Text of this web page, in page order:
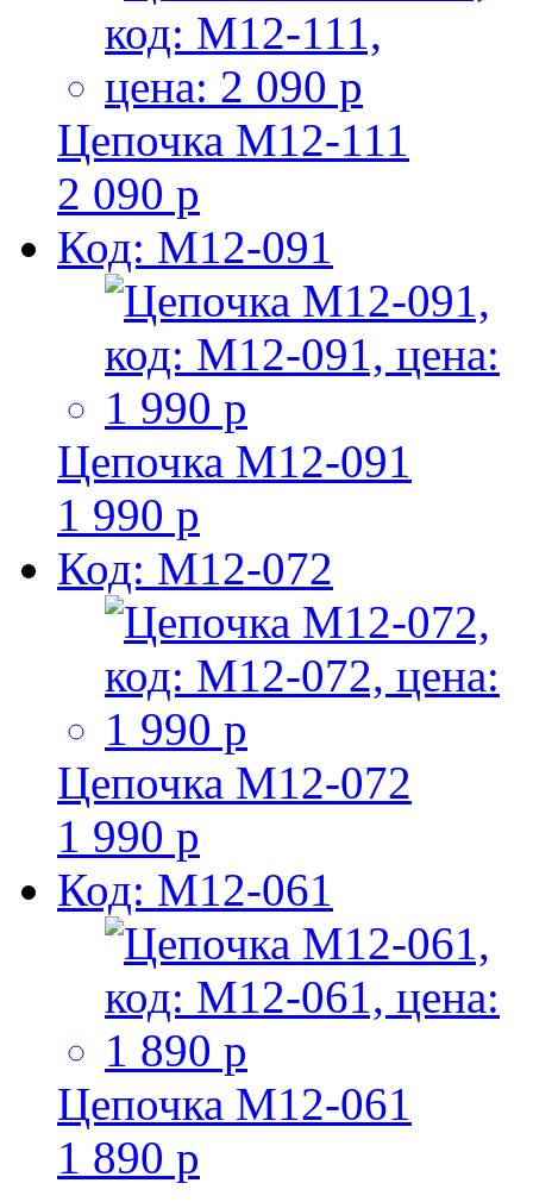
Цепочка M12-111
2 090 р
Код: M12-091
Цепочка M12-091
1 990 р
Код: M12-072
Цепочка M12-072
1 990 р
Код: M12-061
Цепочка M12-061
1 890 р